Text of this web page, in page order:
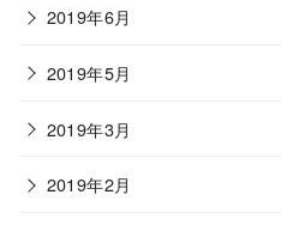
2019年6月
2019年5月
2019年3月
2019年2月